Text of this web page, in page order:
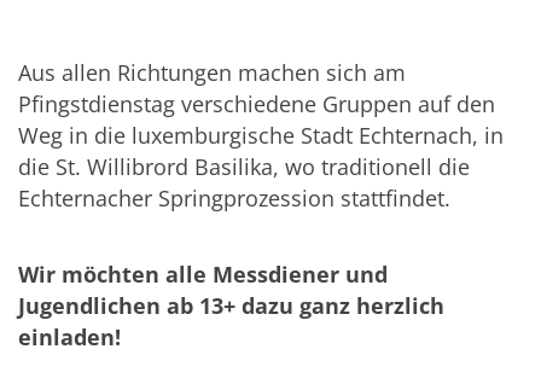
​Aus allen Richtungen machen sich am
Pfingstdienstag verschiedene Gruppen auf den
Weg in die luxemburgische Stadt Echternach, in
die St. Willibrord Basilika, wo traditionell die
Echternacher Springprozession stattfindet.
Wir möchten alle Messdiener und
Jugendlichen ab 13+ dazu ganz herzlich
einladen!